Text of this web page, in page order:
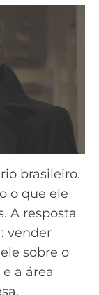
brasileiro.
o que ele
A resposta
vender
sobre o
a área